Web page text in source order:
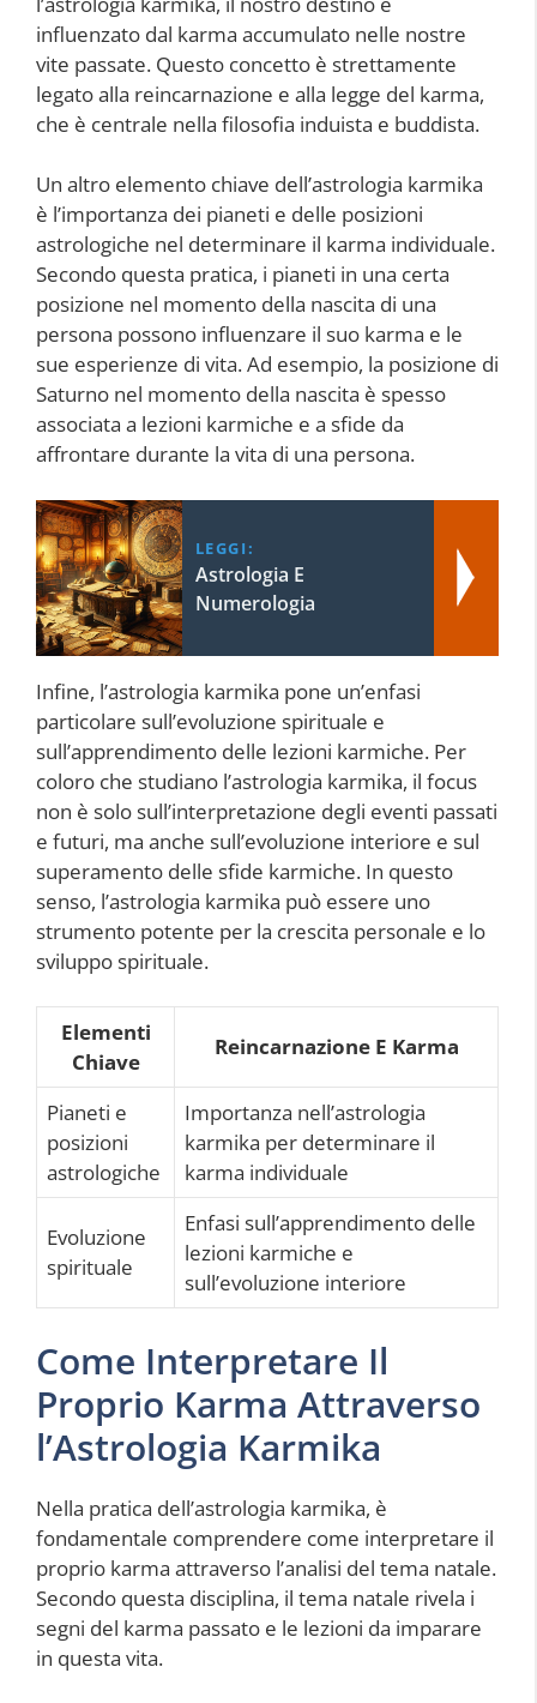
influenzato dal karma accumulato nelle nostre
vite passate. Questo concetto è strettamente
legato alla reincarnazione e alla legge del karma,
che è centrale nella filosofia induista e buddista.
Un altro elemento chiave dell’astrologia karmika
è l’importanza dei pianeti e delle posizioni
astrologiche nel determinare il karma individuale.
Secondo questa pratica, i pianeti in una certa
posizione nel momento della nascita di una
persona possono influenzare il suo karma e le
sue esperienze di vita. Ad esempio, la posizione di
Saturno nel momento della nascita è spesso
associata a lezioni karmiche e a sfide da
affrontare durante la vita di una persona.
LEGGI:
Astrologia E
Numerologia
Infine, l’astrologia karmika pone un’enfasi
particolare sull’evoluzione spirituale e
sull’apprendimento delle lezioni karmiche. Per
coloro che studiano l’astrologia karmika, il focus
non è solo sull’interpretazione degli eventi passati
e futuri, ma anche sull’evoluzione interiore e sul
superamento delle sfide karmiche. In questo
senso, l’astrologia karmika può essere uno
strumento potente per la crescita personale e lo
sviluppo spirituale.
Elementi
Chiave
Reincarnazione E Karma
Pianeti e
posizioni
astrologiche
Importanza nell’astrologia
karmika per determinare il
karma individuale
Evoluzione
spirituale
Enfasi sull’apprendimento delle
lezioni karmiche e
sull’evoluzione interiore
Come Interpretare Il
Proprio Karma Attraverso
l’Astrologia Karmika
Nella pratica dell’astrologia karmika, è
fondamentale comprendere come interpretare il
proprio karma attraverso l’analisi del tema natale.
Secondo questa disciplina, il tema natale rivela i
segni del karma passato e le lezioni da imparare
in questa vita.